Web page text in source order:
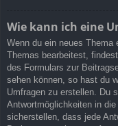
Wie kann ich eine
Wenn du ein neues Thema
Themas bearbeitest,
des Formulars zur
sehen können, so hast du
Umfragen zu erstellen. Du
Antwortmöglichkeiten in
sicherstellen, dass jede